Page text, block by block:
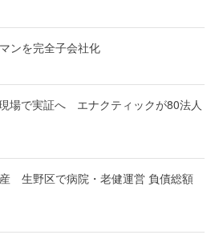
ンを完全子会社化
場で実証へ エナクティックが80法人
生野区で病院・老健運営 負債総額